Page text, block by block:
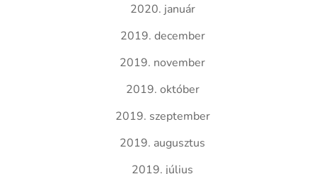
2020. január
2019. december
2019. november
2019. október
2019. szeptember
2019. augusztus
2019. július